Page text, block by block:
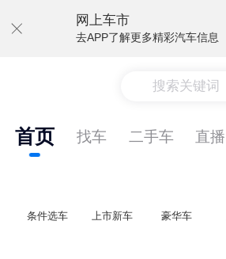
网上车市
去APP了解更多精彩汽车信息
搜索关键词
首页 找车 二手车 直播
条件选车 上市新车 豪华车